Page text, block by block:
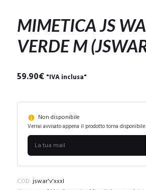
MIMETICA JS
VERDE M
59.90€ "IVA inclusa"
Non disponibile
Verrai avvisato appena il prodotto torna disponibile:
COD:jswar'v'xxxl